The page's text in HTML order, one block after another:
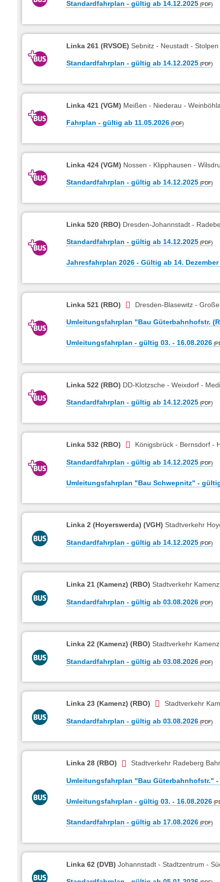
Standardfahrplan - gültig ab 14.12.2025
Linka 261 (RVSOE) Sebnitz - Neustadt -
Standardfahrplan - gültig ab 14.12.2025
Linka 421 (VGM) Meißen - Niederau -
Fahrplan - gültig ab 11.05.2026
Linka 424 (VGM) Nossen - Klipphausen -
Standardfahrplan - gültig ab 14.12.2025
Linka 520 (RBO) Dresden-Johannstadt -
Standardfahrplan - gültig ab 14.12.2025
Jahresfahrplan 2026 - Gültig ab 14. Dezember
Linka 521 (RBO) Dresden-Blasewitz -
Umleitungsfahrplan "Bau Güterbahnhofstr.
Umleitungsfahrplan - gültig 03. - 16.08.2026
Linka 522 (RBO) DD-Klotzsche - Weixdorf -
Standardfahrplan - gültig ab 14.12.2025
Linka 532 (RBO) Königsbrück - Bernsdorf -
Standardfahrplan - gültig ab 14.12.2025
Umleitungsfahrplan "Bau Schwepnitz" -
Linka 2 (Hoyerswerda) (VGH) Stadtverkehr
Standardfahrplan - gültig ab 14.12.2025
Linka 21 (Kamenz) (RBO) Stadtverkehr
Standardfahrplan - gültig ab 03.08.2026
Linka 22 (Kamenz) (RBO) Stadtverkehr
Standardfahrplan - gültig ab 03.08.2026
Linka 23 (Kamenz) (RBO) Stadtverkehr
Standardfahrplan - gültig ab 03.08.2026
Linka 28 (RBO) Stadtverkehr Radeberg
Umleitungsfahrplan "Bau Güterbahnhofstr." -
Umleitungsfahrplan - gültig 03. - 16.08.2026
Standardfahrplan - gültig ab 17.08.2026
Linka 62 (DVB)Johannstadt - Stadtzentrum -